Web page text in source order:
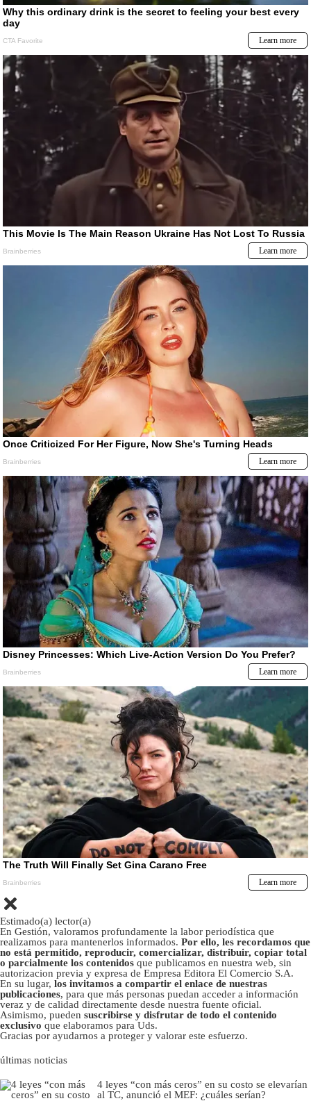
Estimado(a) lector(a)
En Gestión, valoramos profundamente la labor periodística que
realizamos para mantenerlos informados. Por ello, les recordamos que
no está permitido, reproducir, comercializar, distribuir, copiar total
o parcialmente los contenidos que publicamos en nuestra web, sin
autorizacion previa y expresa de Empresa Editora El Comercio S.A.
En su lugar, los invitamos a compartir el enlace de nuestras
publicaciones, para que más personas puedan acceder a información
veraz y de calidad directamente desde nuestra fuente oficial.
Asimismo, pueden suscribirse y disfrutar de todo el contenido
exclusivo que elaboramos para Uds.
Gracias por ayudarnos a proteger y valorar este esfuerzo.
últimas noticias
4 leyes “con más ceros” en su costo se elevarían
al TC, anunció el MEF: ¿cuáles serían?